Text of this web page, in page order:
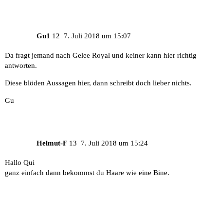
Gu1 7. Juli 2018 um 15:07
12
Da fragt jemand nach Gelee Royal und keiner kann hier richtig
antworten.
Diese blöden Aussagen hier, dann schreibt doch lieber nichts.
Gu
Helmut-F 7. Juli 2018 um 15:24
13
Hallo Qui
ganz einfach dann bekommst du Haare wie eine Bine.